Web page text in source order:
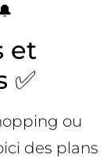
et
✅
ou
des plans